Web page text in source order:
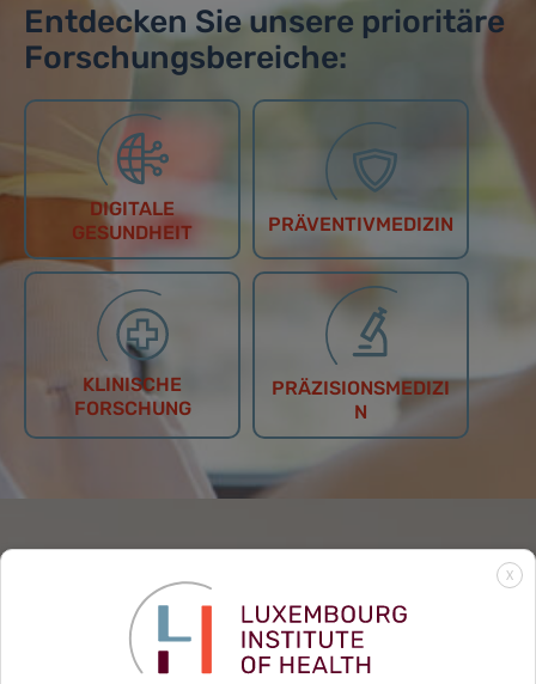
Entdecken Sie unsere prioritäre
Forschungsbereiche:
DIGITALE
GESUNDHEIT
PRÄVENTIVMEDIZIN
KLINISCHE
FORSCHUNG
PRÄZISIONSMEDIZI
N
BEITRAGEN
X